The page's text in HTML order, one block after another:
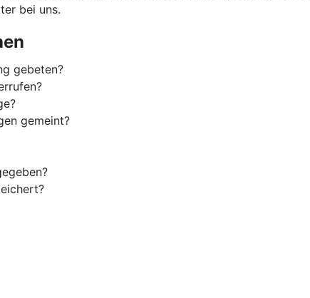
bei uns.
gebeten?
gemeint?